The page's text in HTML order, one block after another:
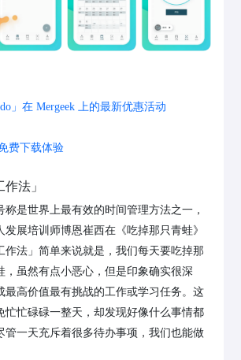
」在 Mergeek 上的最新优惠活动
费下载体验
法」
称是世界上最有效的时间管理方法之一，
发展培训师博恩崔西在《吃掉那只青蛙》
作法」简单来说就是，我们每天要吃掉那
，虽然有点小恶心，但是印象确实很深
最高价值最有挑战的工作或学习任务。这
忙忙碌碌一整天，却发现好像什么事情都
管一天充斥着很多待办事项，我们也能做